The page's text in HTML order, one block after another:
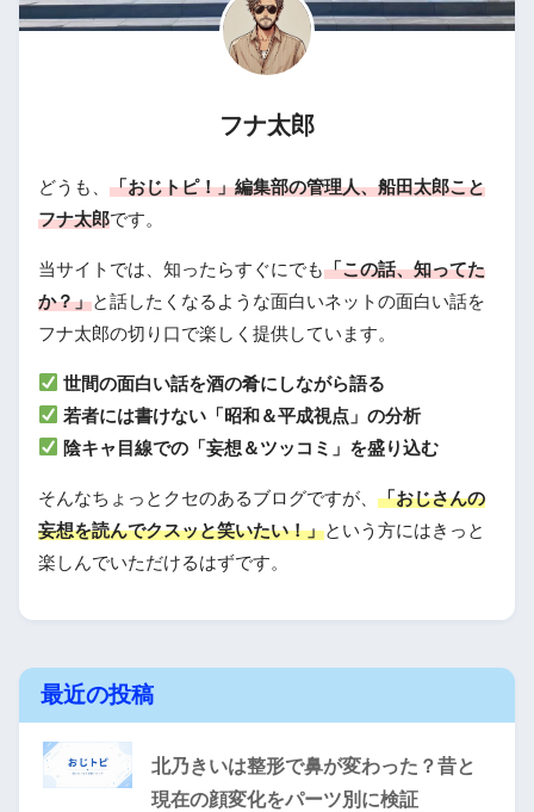
フナ太郎
どうも、 「おじトピ！」編集部の管理人、船田太郎こと
フナ太郎です。
当サイトでは、知ったらすぐにでも「この話、知ってた
か？」と話したくなるような面白いネットの面白い話を
フナ太郎の切り口で楽しく提供しています。
世間の面白い話を酒の肴にしながら語る
若者には書けない「昭和＆平成視点」の分析
陰キャ目線での「妄想＆ツッコミ」を盛り込む
そんなちょっとクセのあるブログですが、 「おじさんの
妄想を読んでクスッと笑いたい！」という方にはきっと
楽しんでいただけるはずです。
最近の投稿
北乃きいは整形で鼻が変わった？昔と
現在の顔変化をパーツ別に検証